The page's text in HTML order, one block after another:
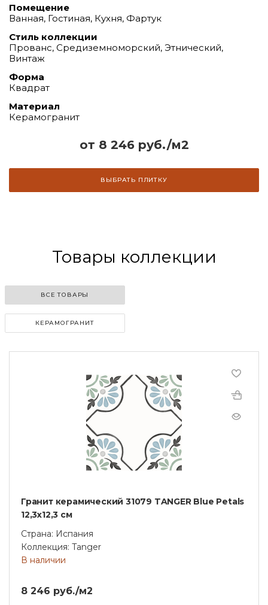
от 8 246 руб./м2
ВЫБРАТЬ ПЛИТКУ
Помещение
Ванная, Гостиная, Кухня, Фартук
Стиль коллекции
Прованс, Средиземноморский, Этнический,
Винтаж
Форма
Квадрат
Материал
Керамогранит
Товары коллекции
ВСЕ ТОВАРЫ
КЕРАМОГРАНИТ
Гранит керамический 31079 TANGER Blue Petals
12,3x12,3 см
Страна: Испания
Коллекция: Tanger
В наличии
8 246 руб./м2